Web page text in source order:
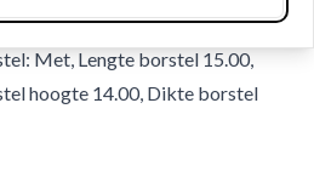
Met, Lengte borstel 15.00,
hoogte 14.00, Dikte borstel